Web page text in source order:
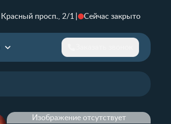
Красный просп., 2/1 Сейчас закрыто
Изображение отсутствует